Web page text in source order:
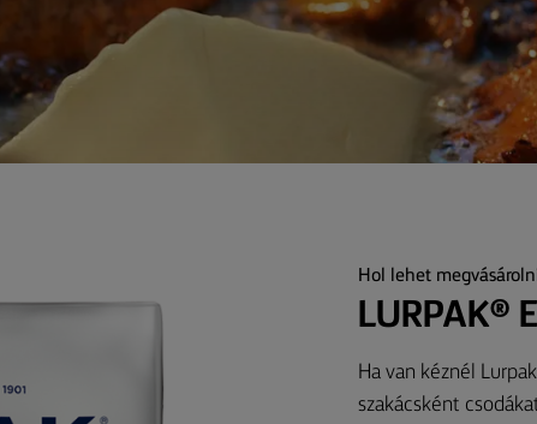
Hol lehet
LURPAK®
Ha van kéznél
szakácsként